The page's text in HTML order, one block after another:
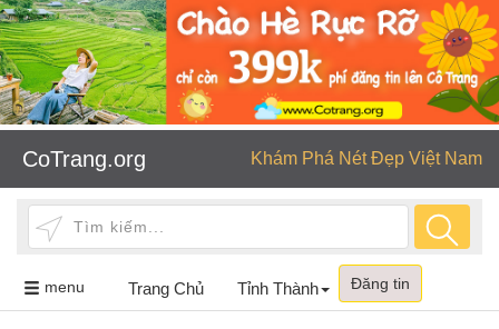
CoTrang.org Khám Phá Nét Đẹp Việt Nam
menu Toggle
navigation
Trang Chủ Tỉnh Thành Đăng tin